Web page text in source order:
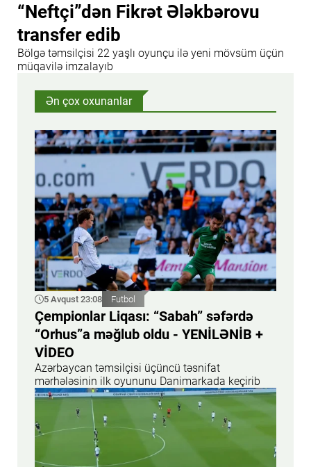
“Neftçi”dən Fikrət Ələkbərovu
transfer edib
Bölgə təmsilçisi 22 yaşlı oyunçu ilə yeni mövsüm üçün
müqavilə imzalayıb
Ən çox oxunanlar
5 Avqust 23:08 Futbol
Çempionlar Liqası: “Sabah” səfərdə
“Orhus”a məğlub oldu - YENİLƏNİB +
VİDEO
Azərbaycan təmsilçisi üçüncü təsnifat
mərhələsinin ilk oyununu Danimarkada keçirib